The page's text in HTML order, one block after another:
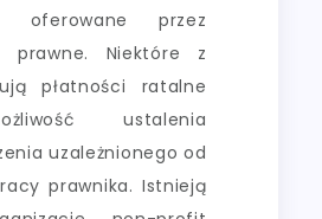
oferowane przez
prawne. Niektóre z
płatności ratalne
ustalenia
uzależnionego od
prawnika. Istnieją